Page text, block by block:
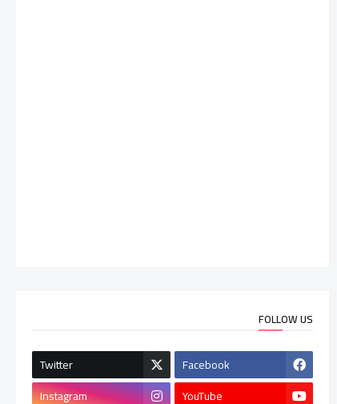
FOLLOW US
Facebook
Twitter
YouTube
Instagram